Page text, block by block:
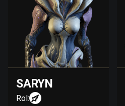
SARYN
Rol: